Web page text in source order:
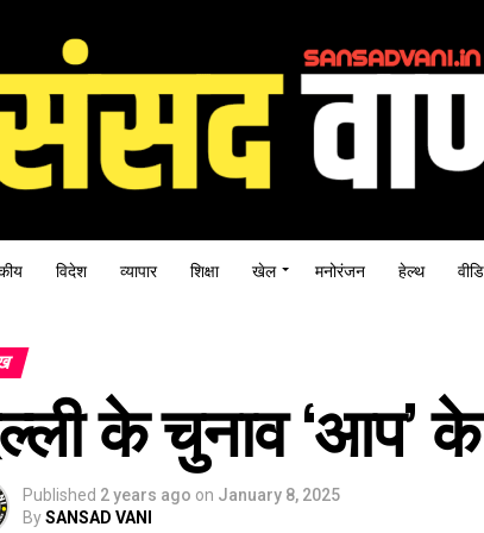
विदेश व्यापार शिक्षा खेल मनोरंजन हेल्थ
के चुनाव ‘आप’ के
Published 2 years ago on January 8, 2025
BySANSAD VANI